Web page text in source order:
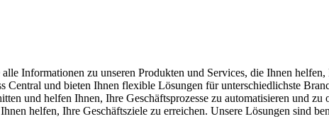
Informationen zu unseren Produkten und Services, die Ihnen helfen,
und bieten Ihnen flexible Lösungen für unterschiedlichste
und helfen Ihnen, Ihre Geschäftsprozesse zu automatisieren und
helfen, Ihre Geschäftsziele zu erreichen. Unsere Lösungen sind